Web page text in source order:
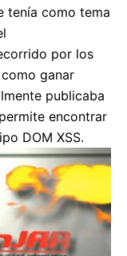
tenía como tema
por los
ganar
publicaba
encontrar
DOM XSS.